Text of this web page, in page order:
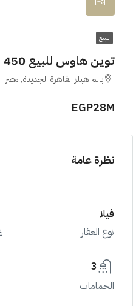
للبيع
توين هاوس للبيع 450 م بالم نيو كايرو
بالم هيلز القاهرة الجديدة, مصر
EGP28M
نظرة عامة
فيلا
نوع العقار
3
الحمامات